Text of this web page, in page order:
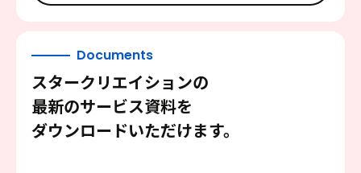
Documents
スタークリエイションの
最新のサービス資料を
ダウンロードいただけます。